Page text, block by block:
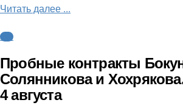
Читать далее ...
КХЛ
Пробные контракты
Солянникова и
4 августа